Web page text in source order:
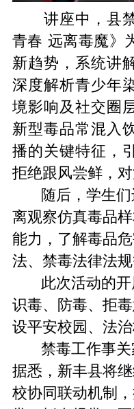
讲座中，县禁
青春 远离毒魔》
新趋势，系统讲
深度解析青少年
境影响及社交圈
新型毒品常混入
播的关键特征，
拒绝跟风尝鲜，对
随后，学生们
离观察仿真毒品
能力，了解毒品
法、禁毒法律法规
此次活动的开
识毒、防毒、拒
设平安校园、法治
禁毒工作事关
据悉，新丰县将
校协同联动机制